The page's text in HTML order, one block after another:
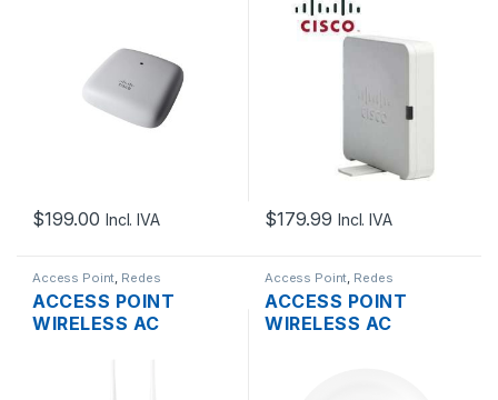
MIMO 2×2 867MBPS
GIGABIT SOPORTA
POE TECHO
$199.00 Incl. IVA
BAND 867MBPS
GIGABIT SOPORTE
$179.99 Incl. IVA
Access Point Redes
ACCESS POINT
WIRELESS AC
Access Point Redes
ACCESS POINT
WIRELESS AC